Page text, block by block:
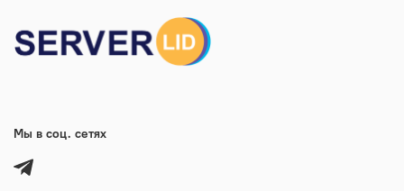
Мы в соц. сетях